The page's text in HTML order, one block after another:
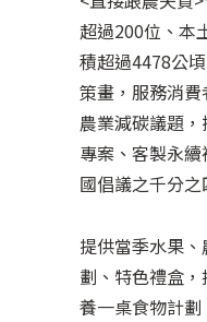
超過200位、本
積超過4478公
策畫，服務消
農業減碳議題
專案、客製永
國倡議之千分
提供當季水果
劃、特色禮盒，
養一桌食物計